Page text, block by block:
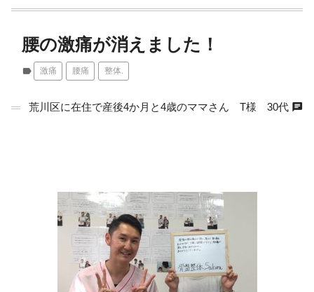
腰の激痛が消えました！
label 激痛 腰痛 整体.
荒川区に在住で産後4か月と4歳のママさん T様 30代 chat